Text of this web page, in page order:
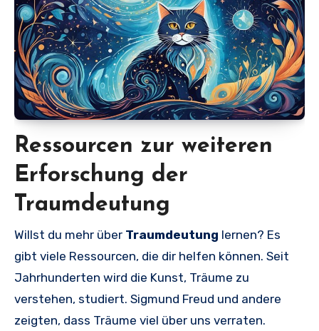
Ressourcen zur weiteren
Erforschung der
Traumdeutung
Willst du mehr über Traumdeutung lernen? Es
gibt viele Ressourcen, die dir helfen können. Seit
Jahrhunderten wird die Kunst, Träume zu
verstehen, studiert. Sigmund Freud und andere
zeigten, dass Träume viel über uns verraten.